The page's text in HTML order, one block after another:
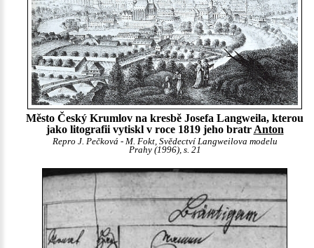
Město Český Krumlov na kresbě Josefa Langweila, kterou
jako litografii vytiskl v roce 1819 jeho bratr Anton
Repro J. Pečková - M. Fokt, Svědectví Langweilova modelu
Prahy (1996), s. 21